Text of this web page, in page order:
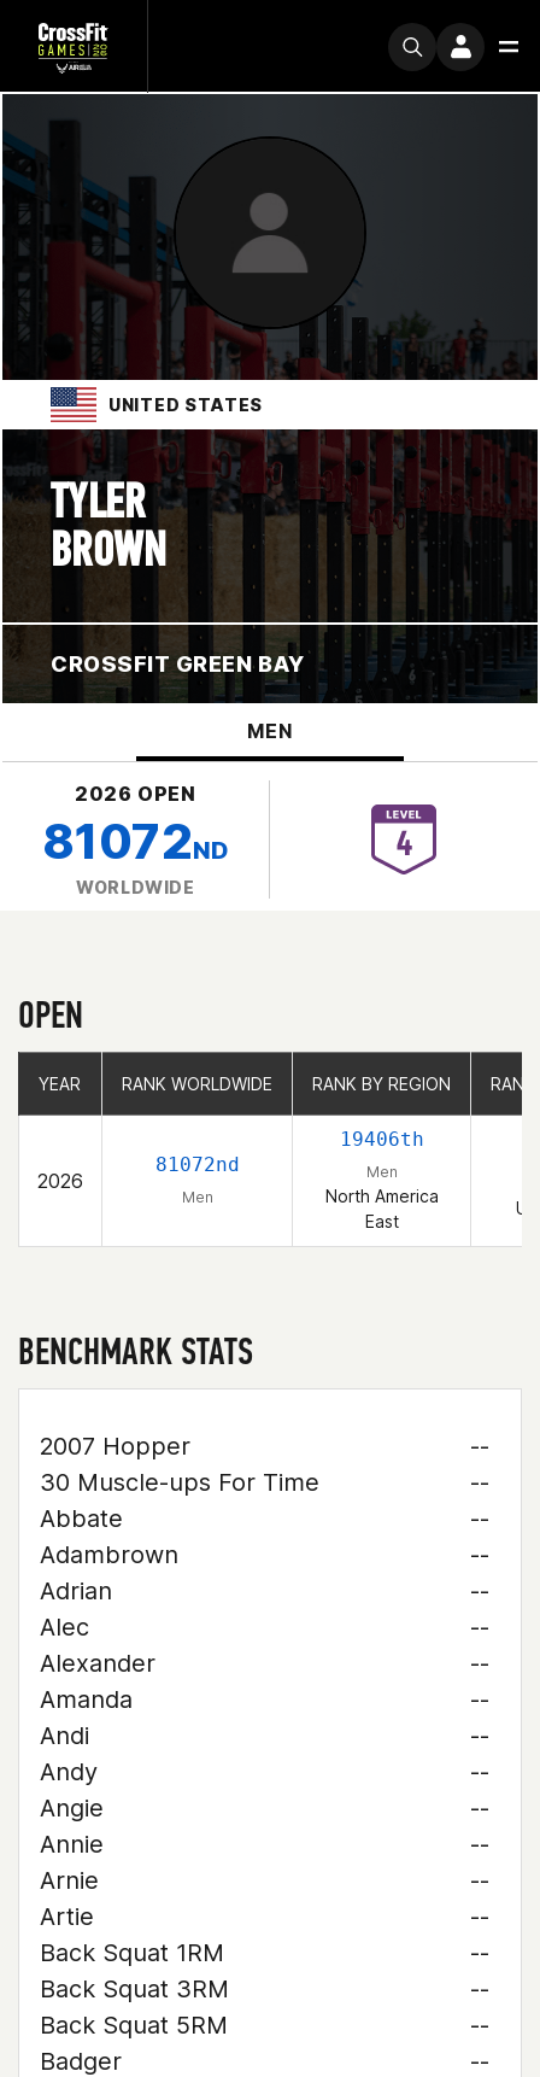
UNITED STATES
TYLER
BROWN
CROSSFIT GREEN BAY
MEN
2026 OPEN
81072ND
WORLDWIDE
OPEN
YEAR RANK WORLDWIDE RANK BY REGION
2026
81072nd
Men
19406th
Men
North America
East
YEAR RANK WORLDWIDE RANK BY REGION
BENCHMARK STATS
2007 Hopper
--
30 Muscle-ups For Time
--
Abbate
--
Adambrown
--
Adrian
--
Alec
--
Alexander
--
Amanda
--
Andi
--
Andy
--
Angie
--
Annie
--
Arnie
--
Artie
--
Back Squat 1RM
--
Back Squat 3RM
--
Back Squat 5RM
--
Badger
--